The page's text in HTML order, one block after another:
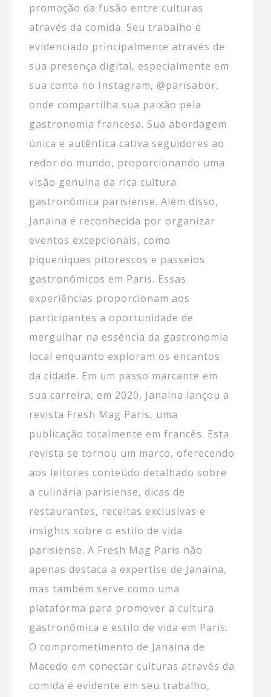
promoção da fusão entre culturas
através da comida. Seu trabalho é
evidenciado principalmente através de
sua presença digital, especialmente em
sua conta no Instagram, @parisabor,
onde compartilha sua paixão pela
gastronomia francesa. Sua abordagem
única e autêntica cativa seguidores ao
redor do mundo, proporcionando uma
visão genuína da rica cultura
gastronômica parisiense. Além disso,
Janaina é reconhecida por organizar
eventos excepcionais, como
piqueniques pitorescos e passeios
gastronômicos em Paris. Essas
experiências proporcionam aos
participantes a oportunidade de
mergulhar na essência da gastronomia
local enquanto exploram os encantos
da cidade. Em um passo marcante em
sua carreira, em 2020, Janaina lançou a
revista Fresh Mag Paris, uma
publicação totalmente em francês. Esta
revista se tornou um marco, oferecendo
aos leitores conteúdo detalhado sobre
a culinária parisiense, dicas de
restaurantes, receitas exclusivas e
insights sobre o estilo de vida
parisiense. A Fresh Mag Paris não
apenas destaca a expertise de Janaina,
mas também serve como uma
plataforma para promover a cultura
gastronômica e estilo de vida em Paris.
O comprometimento de Janaina de
Macedo em conectar culturas através da
comida é evidente em seu trabalho,